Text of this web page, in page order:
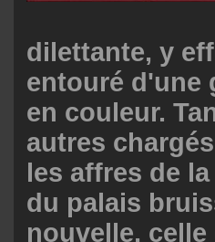
dilettante, y
entouré d'une
en couleur.
autres
les affres de
du palais
nouvelle,